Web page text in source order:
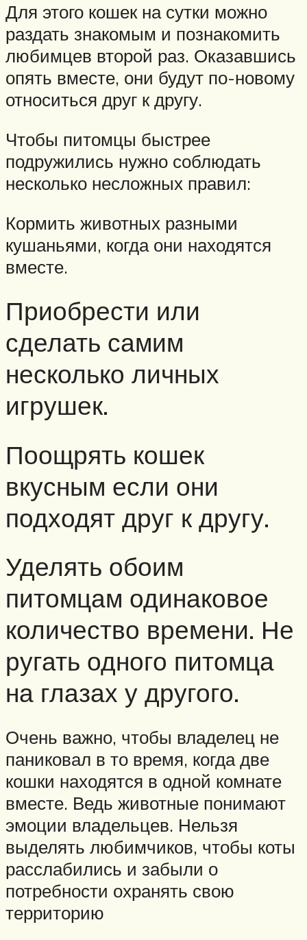
Для этого кошек на сутки можно
раздать знакомым и познакомить
любимцев второй раз. Оказавшись
опять вместе, они будут по-новому
относиться друг к другу.
Чтобы питомцы быстрее
подружились нужно соблюдать
несколько несложных правил:
Кормить животных разными
кушаньями, когда они находятся
вместе.
Приобрести или
сделать самим
несколько личных
игрушек.
Поощрять кошек
вкусным если они
подходят друг к другу.
Уделять обоим
питомцам одинаковое
количество времени. Не
ругать одного питомца
на глазах у другого.
Очень важно, чтобы владелец не
паниковал в то время, когда две
кошки находятся в одной комнате
вместе. Ведь животные понимают
эмоции владельцев. Нельзя
выделять любимчиков, чтобы коты
расслабились и забыли о
потребности охранять свою
территорию